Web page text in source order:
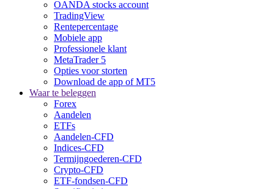
OANDA stocks account
TradingView
Rentepercentage
Mobiele app
Professionele klant
MetaTrader 5
Opties voor storten
Download de app of MT5
Waar te beleggen
Forex
Aandelen
ETFs
Aandelen-CFD
Indices-CFD
Termijngoederen-CFD
Crypto-CFD
ETF-fondsen-CFD